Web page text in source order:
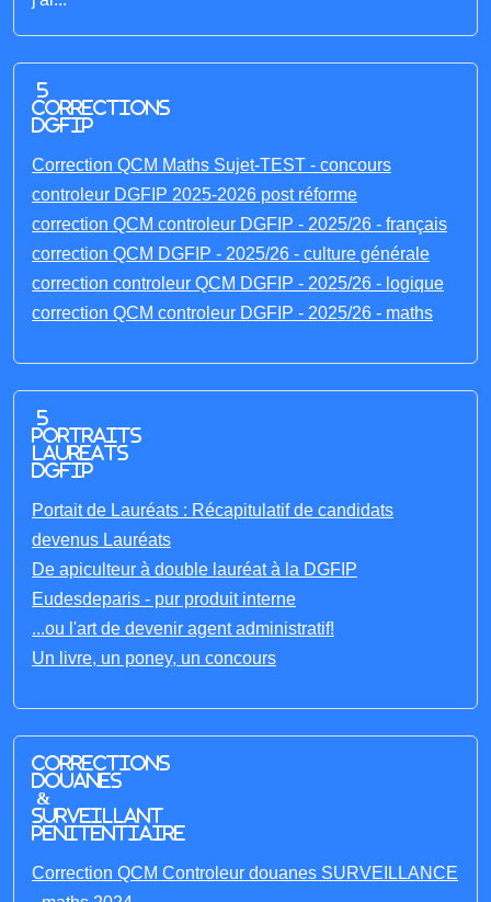
5
corrections
DGFIP
Correction QCM Maths Sujet-TEST - concours
controleur DGFIP 2025-2026 post réforme
correction QCM controleur DGFIP - 2025/26 - français
correction QCM DGFIP - 2025/26 - culture générale
correction controleur QCM DGFIP - 2025/26 - logique
correction QCM controleur DGFIP - 2025/26 - maths
5
portraits
laureats
DGFIP
Portait de Lauréats : Récapitulatif de candidats
devenus Lauréats
De apiculteur à double lauréat à la DGFIP
Eudesdeparis - pur produit interne
...ou l'art de devenir agent administratif!
Un livre, un poney, un concours
Corrections
Douanes
&
Surveillant
penitentiaire
Correction QCM Controleur douanes SURVEILLANCE